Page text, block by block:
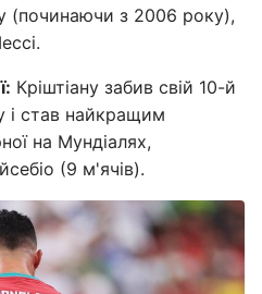
(починаючи з 2006 року),
Кріштіану забив свій 10-й
і став найкращим
на Мундіалях,
(9 м'ячів).